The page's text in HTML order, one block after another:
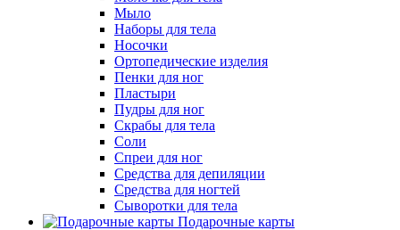
Мыло
Наборы для тела
Носочки
Ортопедические изделия
Пенки для ног
Пластыри
Пудры для ног
Скрабы для тела
Соли
Спреи для ног
Средства для депиляции
Средства для ногтей
Сыворотки для тела
Подарочные карты